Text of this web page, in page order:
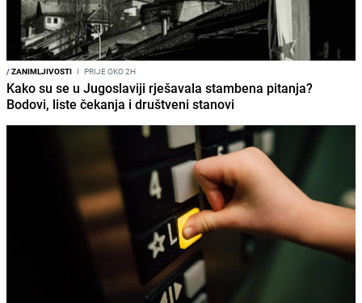
/ZANIMLJIVOSTI I PRIJE OKO 2H
Kako su se u Jugoslaviji rješavala stambena pitanja?
Bodovi, liste čekanja i društveni stanovi